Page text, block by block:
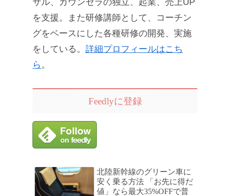
を支援。また研修講師として、コーチン
グをベースにした各種研修の開発、実施
をしている。 詳細プロフィールはこち
ら 。
Feedlyに登録
北陸新幹線のグリーン車に
安く乗る方法 「お先に得だ
値」なら最大35%OFFで普